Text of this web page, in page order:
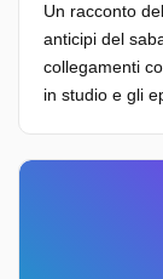
Un racconto
anticipi del
collegamenti
in studio e gli